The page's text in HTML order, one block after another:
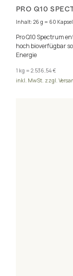
PRO Q10
Inhalt: 26 g = 60
Pro Q10 Spectrum
hoch bioverfügbar
Energie
1 kg = 2.536,54 €
inkl. MwSt. zzgl.